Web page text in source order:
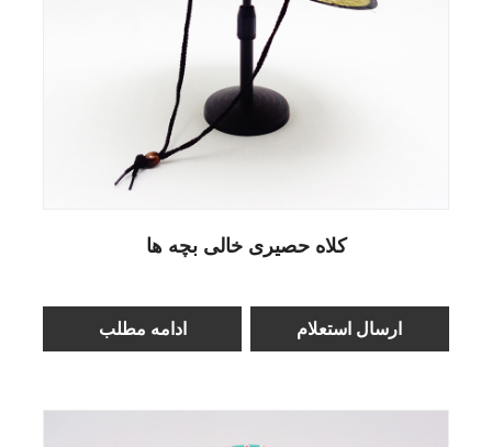
کلاه حصیری خالی بچه ها
ادامه مطلب ارسال استعلام